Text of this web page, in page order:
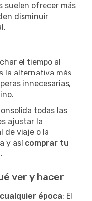
suelen ofrecer más
disminuir
el tiempo al
la alternativa más
innecesarias,
todas las
ajustar la
de viaje o la
y así comprar tu
ver y hacer
época: El